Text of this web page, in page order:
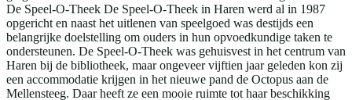
De Speel-O-Theek De Speel-O-Theek in Haren werd al in 1987
opgericht en naast het uitlenen van speelgoed was destijds een
belangrijke doelstelling om ouders in hun opvoedkundige taken te
ondersteunen. De Speel-O-Theek was gehuisvest in het centrum van
Haren bij de bibliotheek, maar ongeveer vijftien jaar geleden kon zij
een accommodatie krijgen in het nieuwe pand de Octopus aan de
Mellensteeg. Daar heeft ze een mooie ruimte tot haar beschikking